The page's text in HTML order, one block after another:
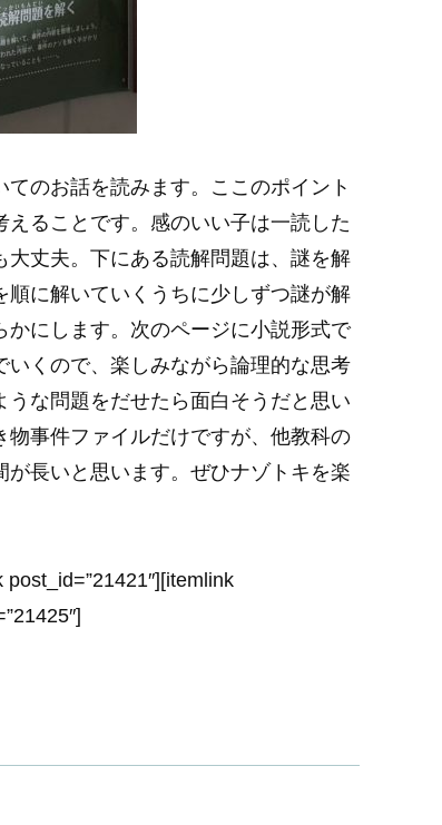
のお話を読みます。ここのポイント
ることです。感のいい子は一読した
丈夫。下にある読解問題は、謎を解
に解いていくうちに少しずつ謎が解
にします。次のページに小説形式で
くので、楽しみながら論理的な思考
な問題をだせたら面白そうだと思い
事件ファイルだけですが、他教科の
長いと思います。ぜひナゾトキを楽